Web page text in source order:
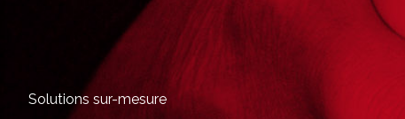
Solutions sur-mesure